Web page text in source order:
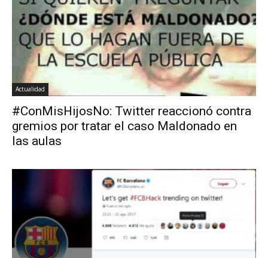
Actualidad
#ConMisHijosNo: Twitter reaccionó contra
gremios por tratar el caso Maldonado en
las aulas